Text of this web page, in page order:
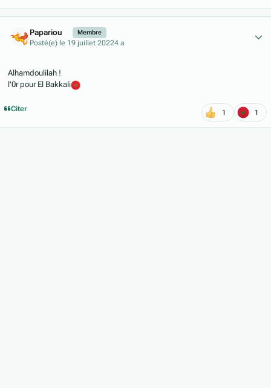
Papariou Membre
Posté(e) le 19 juillet 20224 a
Alhamdoulilah !
l'0r pour El Bakkali
Citer 1 1